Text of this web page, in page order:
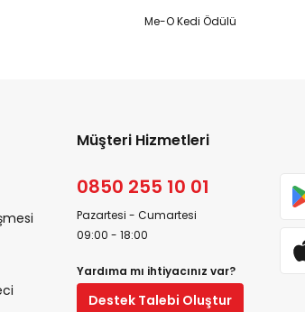
Me-O Kedi Ödülü
Müşteri Hizmetleri
0850 255 10 01
Pazartesi - Cumartesi
09:00 - 18:00
Yardıma mı ihtiyacınız var?
Destek Talebi Oluştur